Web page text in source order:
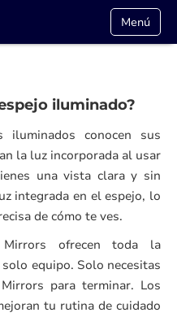
Menú
iluminado?
iluminados conocen sus
la luz incorporada al usar
una vista clara y sin
integrada en el espejo, lo
de cómo te ves.
ofrecen toda la
equipo. Solo necesitas
para terminar. Los
tu rutina de cuidado